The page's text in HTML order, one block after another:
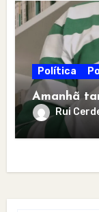
Política
Amanhã
Rui